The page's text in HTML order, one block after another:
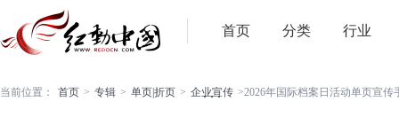
首页 分类 行业
. . .
当前位置： 首页 > 专辑 > 单页|折页 > 企业宣传 >2026年国际档案日活动单页宣传